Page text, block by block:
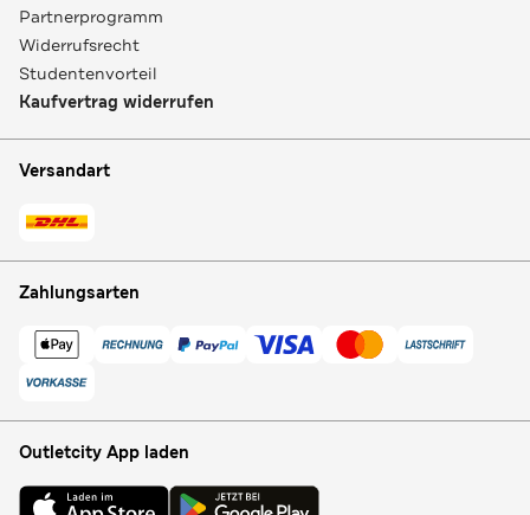
Partnerprogramm
Widerrufsrecht
Studentenvorteil
Kaufvertrag widerrufen
Versandart
Zahlungsarten
Outletcity App laden